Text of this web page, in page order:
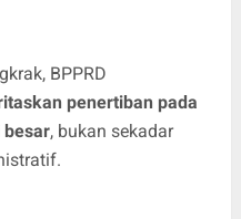
BPPRD
penertiban pada
, bukan sekadar